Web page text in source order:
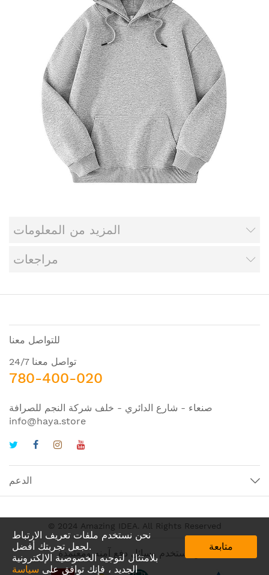
نحن نستخدم ملفات تعريف الارتباط
لجعل تجربتك أفضل.
بلامتثال لتوجيه الخصوصية الإلكترونية
الجديد ، فإنك توافق على سياسة
متابعة
المزيد من المعلومات
مراجعات
للتواصل معنا
تواصل معنا 24/7
780-400-020
صنعاء - شارع الدائري - خلف شركة النجم للصرافة
info@haya.store
الدعم
© 2024 Amazing IDEA. All Rights Reserved
نحن نستخدم وسائل دفع آمنه ومعتمدة